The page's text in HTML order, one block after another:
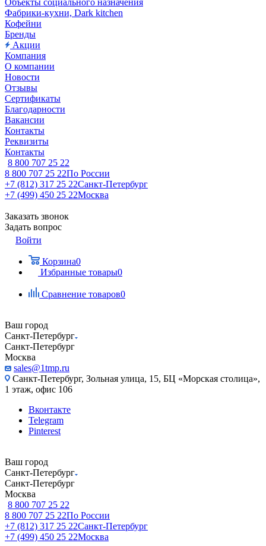
Объекты социального назначения
Фабрики-кухни, Dark kitchen
Кофейни
Бренды
Акции
Компания
О компании
Новости
Отзывы
Сертификаты
Благодарности
Вакансии
Контакты
Реквизиты
Контакты
8 800 707 25 22
8 800 707 25 22По России
+7 (812) 317 25 22Санкт-Петербург
+7 (499) 450 25 22Москва
Заказать звонок
Задать вопрос
Войти
Корзина0
Избранные товары0
Сравнение товаров0
Ваш город
Санкт-Петербург
Санкт-Петербург
Москва
sales@1tmp.ru
Санкт-Петербург, Зольная улица, 15, БЦ «Морская столица»,
1 этаж, офис 106
Вконтакте
Telegram
Pinterest
Ваш город
Санкт-Петербург
Санкт-Петербург
Москва
8 800 707 25 22
8 800 707 25 22По России
+7 (812) 317 25 22Санкт-Петербург
+7 (499) 450 25 22Москва